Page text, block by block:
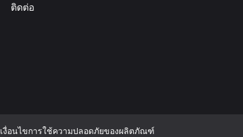
ติดต่อ
เงื่อนไขการใช้ความปลอดภัยของผลิตภัณฑ์